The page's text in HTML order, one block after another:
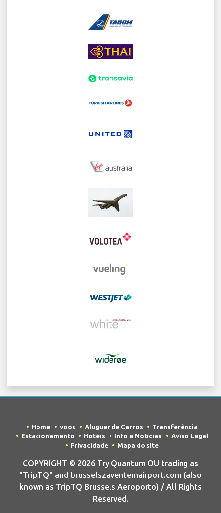
Home voos Aluguer de Carros
Transferência
Estacionamento
Hotéis Info e Notícias
Aviso Legal
Privacidade
Mapa do site
COPYRIGHT © 2026 Try Quantum OU trading as
"TripTQ" and brusselszaventemairport.com (also
known as TripTQ Brussels Aeroporto) / All Rights
Reserved.